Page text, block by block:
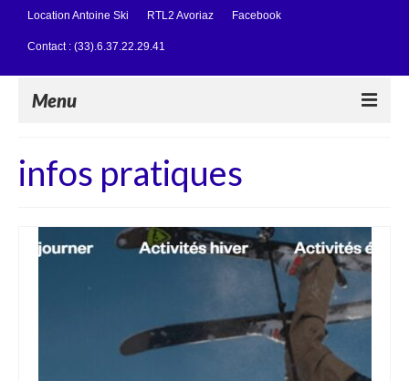
Location Antoine Ski RTL2 Avoriaz Facebook
Contact : (33).6.37.22.29.41
Menu
Organiser votre voyage
Organiser votre voyage
Activités extérieures hors ski
infos pratiques